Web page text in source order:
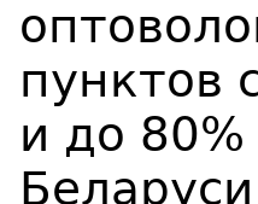
пунктов
и до